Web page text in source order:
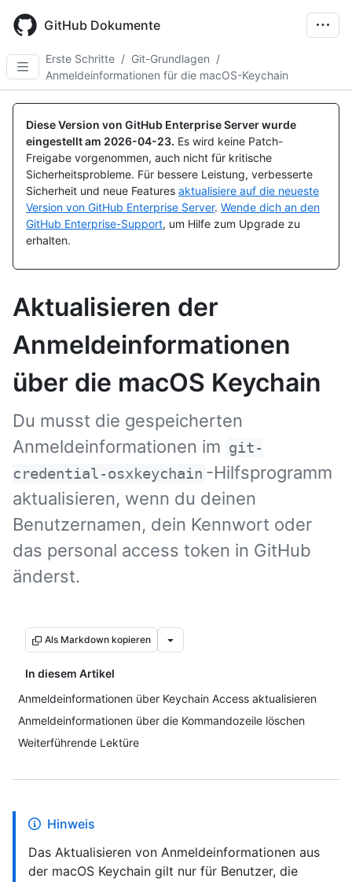
main
content
GitHub Dokumente
Erste Schritte / Git-Grundlagen /
Anmeldeinformationen für die macOS-Keychain
Diese Version von GitHub Enterprise Server wurde
eingestellt am 2026-04-23. Es wird keine Patch-
Freigabe vorgenommen, auch nicht für kritische
Sicherheitsprobleme. Für bessere Leistung, verbesserte
Sicherheit und neue Features aktualisiere auf die neueste
Version von GitHub Enterprise Server. Wende dich an den
GitHub Enterprise-Support, um Hilfe zum Upgrade zu
erhalten.
Aktualisieren der
Anmeldeinformationen
über die macOS Keychain
Du musst die gespeicherten
Anmeldeinformationen im git-
credential-osxkeychain -Hilfsprogramm
aktualisieren, wenn du deinen
Benutzernamen, dein Kennwort oder
das personal access token in GitHub
änderst.
Als Markdown kopieren
In diesem Artikel
Anmeldeinformationen über Keychain Access aktualisieren
Anmeldeinformationen über die Kommandozeile löschen
Weiterführende Lektüre
Hinweis
Das Aktualisieren von Anmeldeinformationen aus
der macOS Keychain gilt nur für Benutzer, die